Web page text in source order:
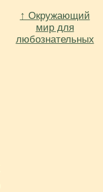
↑ Окружающий
мир для
любознательных